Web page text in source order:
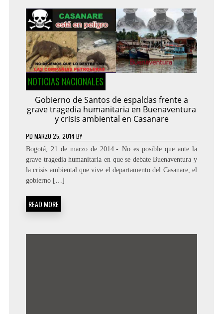
NOTICIAS NACIONALES
Gobierno de Santos de espaldas frente a
grave tragedia humanitaria en Buenaventura
y crisis ambiental en Casanare
PD MARZO 25, 2014BY
Bogotá, 21 de marzo de 2014.- No es posible que ante la
grave tragedia humanitaria en que se debate Buenaventura y
la crisis ambiental que vive el departamento del Casanare, el
gobierno […]
READ MORE